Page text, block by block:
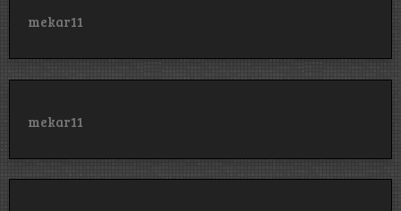
mekar11
mekar11